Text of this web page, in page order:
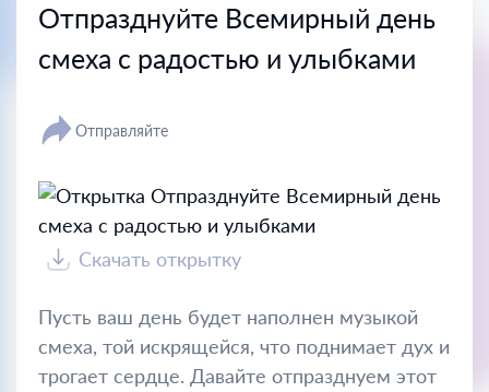
Отпразднуйте Всемирный день
смеха с радостью и улыбками
Отправляйте
Скачать открытку
Пусть ваш день будет наполнен музыкой
смеха, той искрящейся, что поднимает дух и
трогает сердце. Давайте отпразднуем этот